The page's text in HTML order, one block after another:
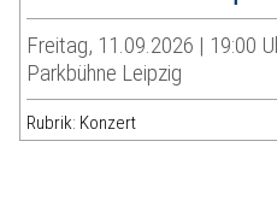
Freitag, 11.09.2026 | 19:00
Parkbühne Leipzig
Rubrik: Konzert